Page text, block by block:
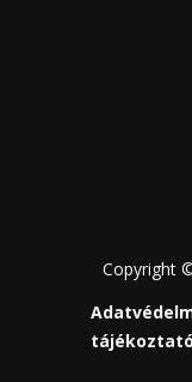
Copyright
tájékoztató